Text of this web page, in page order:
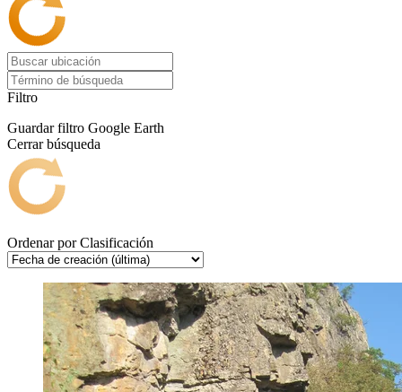
Filtro
Guardar filtro Google Earth
Cerrar búsqueda
Ordenar por Clasificación